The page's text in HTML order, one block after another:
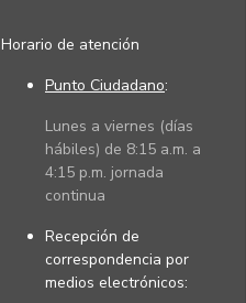
Horario de atención
Punto Ciudadano:
Lunes a viernes (días
hábiles) de 8:15 a.m. a
4:15 p.m. jornada
continua
Recepción de
correspondencia por
medios electrónicos: